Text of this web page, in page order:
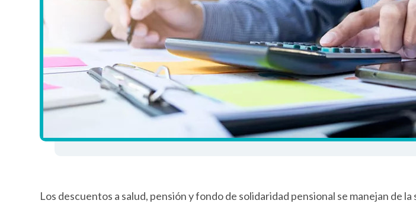
Los descuentos a salud, pensión y fondo de solidaridad pensional se manejan de